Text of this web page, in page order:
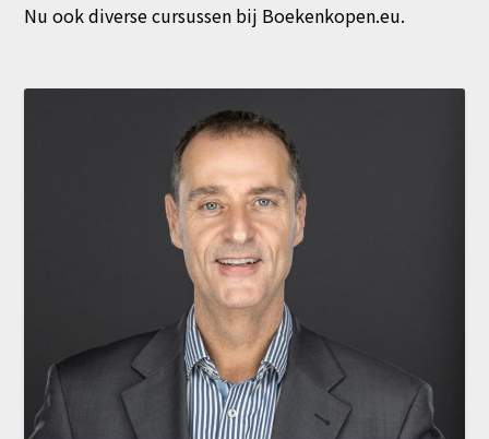
Nu ook diverse cursussen bij Boekenkopen.eu.